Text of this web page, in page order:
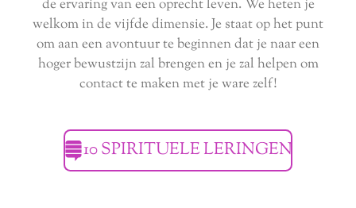
de ervaring van een oprecht leven. We heten je
welkom in de vijfde dimensie. Je staat op het punt
om aan een avontuur te beginnen dat je naar een
hoger bewustzijn zal brengen en je zal helpen om
contact te maken met je ware zelf!
10 SPIRITUELE LERINGEN